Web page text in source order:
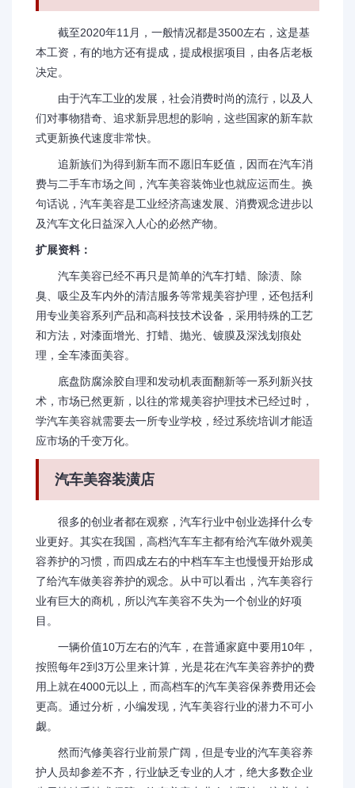
截至2020年11月，一般情况都是3500左右，这是基
本工资，有的地方还有提成，提成根据项目，由各店老板
决定。
由于汽车工业的发展，社会消费时尚的流行，以及人
们对事物猎奇、追求新异思想的影响，这些国家的新车款
式更新换代速度非常快。
追新族们为得到新车而不愿旧车贬值，因而在汽车消
费与二手车市场之间，汽车美容装饰业也就应运而生。换
句话说，汽车美容是工业经济高速发展、消费观念进步以
及汽车文化日益深入人心的必然产物。
扩展资料：
汽车美容已经不再只是简单的汽车打蜡、除渍、除
臭、吸尘及车内外的清洁服务等常规美容护理，还包括利
用专业美容系列产品和高科技技术设备，采用特殊的工艺
和方法，对漆面增光、打蜡、抛光、镀膜及深浅划痕处
理，全车漆面美容。
底盘防腐涂胶自理和发动机表面翻新等一系列新兴技
术，市场已然更新，以往的常规美容护理技术已经过时，
学汽车美容就需要去一所专业学校，经过系统培训才能适
应市场的千变万化。
汽车美容装潢店
很多的创业者都在观察，汽车行业中创业选择什么专
业更好。其实在我国，高档汽车车主都有给汽车做外观美
容养护的习惯，而四成左右的中档车车主也慢慢开始形成
了给汽车做美容养护的观念。从中可以看出，汽车美容行
业有巨大的商机，所以汽车美容不失为一个创业的好项
目。
一辆价值10万左右的汽车，在普通家庭中要用10年，
按照每年2到3万公里来计算，光是花在汽车美容养护的费
用上就在4000元以上，而高档车的汽车美容保养费用还会
更高。通过分析，小编发现，汽车美容行业的潜力不可小
觑。
然而汽修美容行业前景广阔，但是专业的汽车美容养
护人员却参差不齐，行业缺乏专业的人才，绝大多数企业